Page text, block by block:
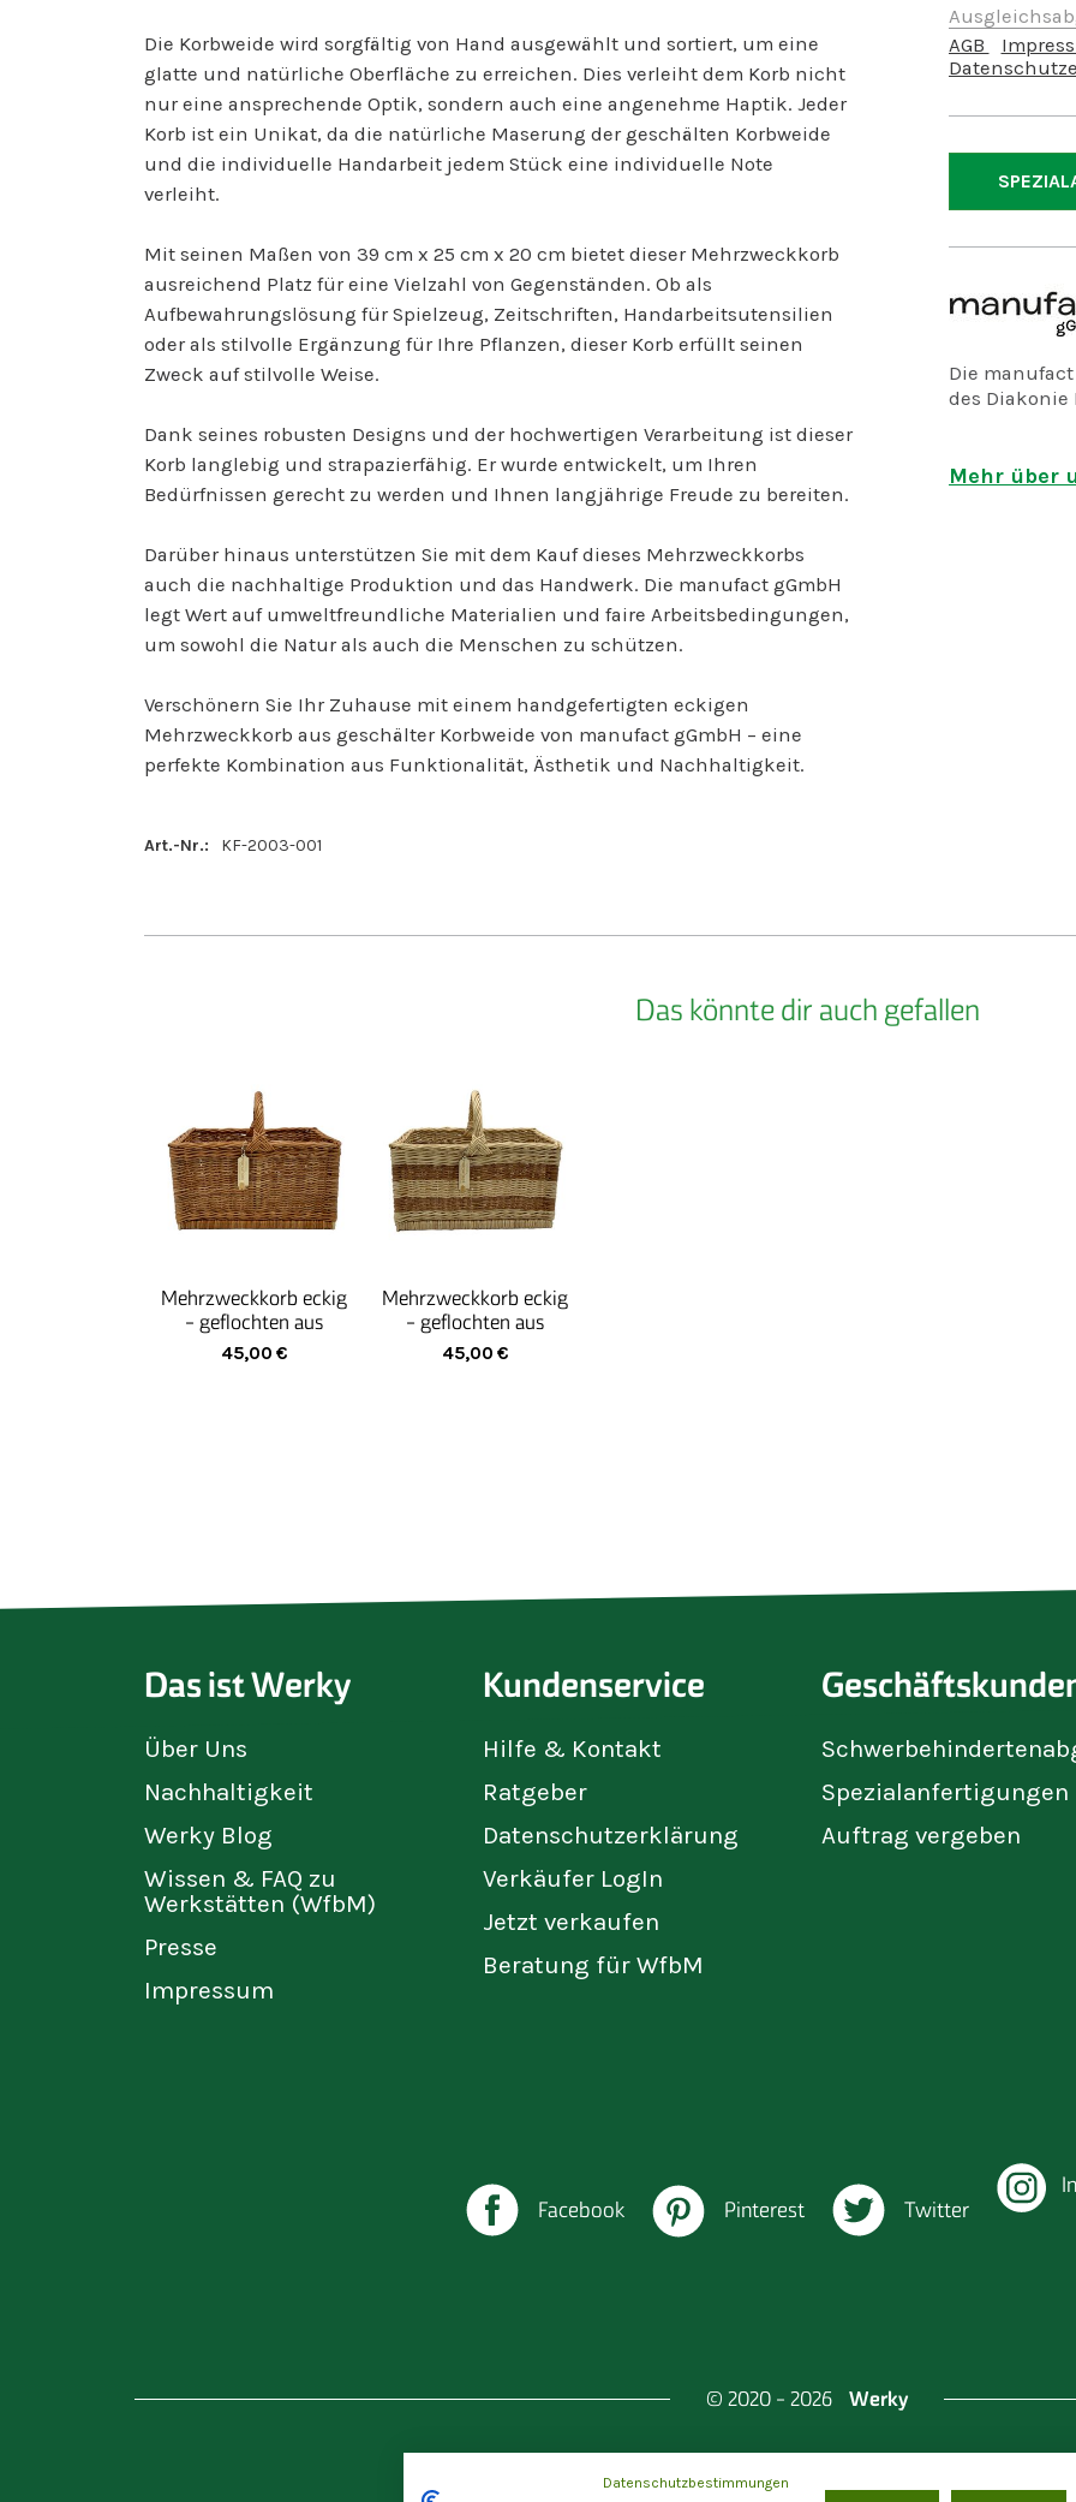
Die Korbweide wird sorgfältig von Hand ausgewählt und sortiert, um eine
glatte und natürliche Oberfläche zu erreichen. Dies verleiht dem Korb nicht
nur eine ansprechende Optik, sondern auch eine angenehme Haptik. Jeder
Korb ist ein Unikat, da die natürliche Maserung der geschälten Korbweide
und die individuelle Handarbeit jedem Stück eine individuelle Note
verleiht.
Mit seinen Maßen von 39 cm x 25 cm x 20 cm bietet dieser Mehrzweckkorb
ausreichend Platz für eine Vielzahl von Gegenständen. Ob als
Aufbewahrungslösung für Spielzeug, Zeitschriften, Handarbeitsutensilien
oder als stilvolle Ergänzung für Ihre Pflanzen, dieser Korb erfüllt seinen
Zweck auf stilvolle Weise.
Dank seines robusten Designs und der hochwertigen Verarbeitung ist dieser
Korb langlebig und strapazierfähig. Er wurde entwickelt, um Ihren
Bedürfnissen gerecht zu werden und Ihnen langjährige Freude zu bereiten.
Darüber hinaus unterstützen Sie mit dem Kauf dieses Mehrzweckkorbs
auch die nachhaltige Produktion und das Handwerk. Die manufact gGmbH
legt Wert auf umweltfreundliche Materialien und faire Arbeitsbedingungen,
um sowohl die Natur als auch die Menschen zu schützen.
Verschönern Sie Ihr Zuhause mit einem handgefertigten eckigen
Mehrzweckkorb aus geschälter Korbweide von manufact gGmbH – eine
perfekte Kombination aus Funktionalität, Ästhetik und Nachhaltigkeit.
Art.-Nr.: KF-2003-001
AGB
Die
des Diakonie
die
Mehr über
Das könnte dir auch gefallen
Mehrzweckkorb eckig
- geflochten aus
geschälter Korbweide
rot gesotten - braun
45,00 €
Mehrzweckkorb eckig
- geflochten aus
geschälter Korbweide
natur hell/rot gesotten
45,00 €
Das ist Werky
Über Uns
Nachhaltigkeit
Werky Blog
Wissen & FAQ zu
Werkstätten (WfbM)
Presse
Impressum
Kundenservice
Hilfe & Kontakt
Ratgeber
Datenschutzerklärung
Verkäufer LogIn
Jetzt verkaufen
Beratung für WfbM
Spezialanfertigungen
Auftrag vergeben
Facebook Pinterest Twitter
© 2020 - 2026 Werky
Datenschutzbestimmungen